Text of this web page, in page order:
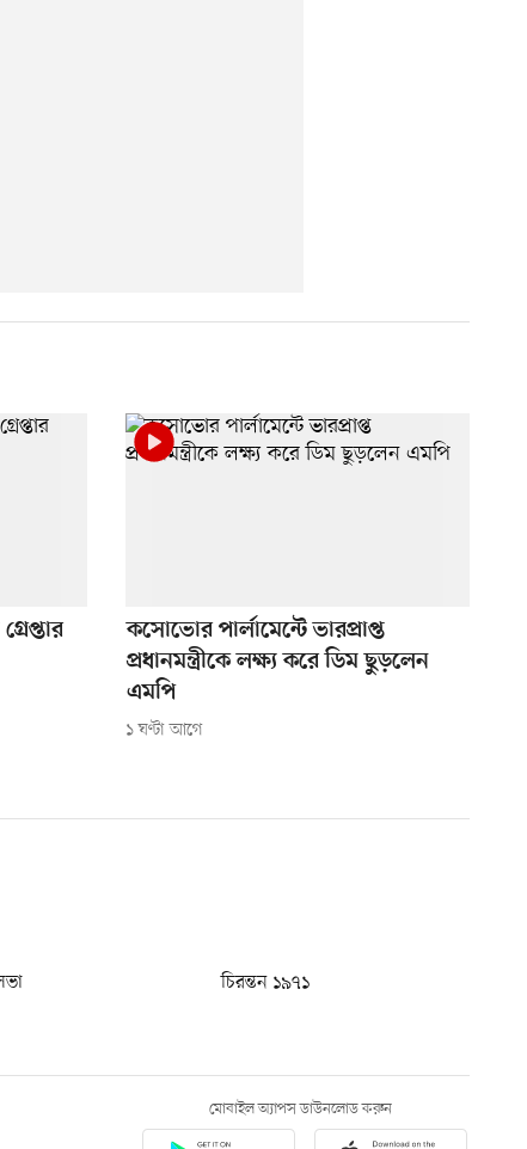
কসোভোর পার্লামেন্টে ভারপ্রাপ্ত
প্রধানমন্ত্রীকে লক্ষ্য করে ডিম ছুড়লেন
এমপি
১ ঘণ্টা আগে
চিরন্তন ১৯৭১
মোবাইল অ্যাপস ডাউনলোড করুন